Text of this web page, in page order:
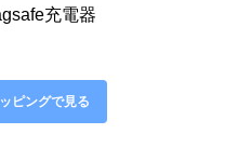
充電器
ピングで見る